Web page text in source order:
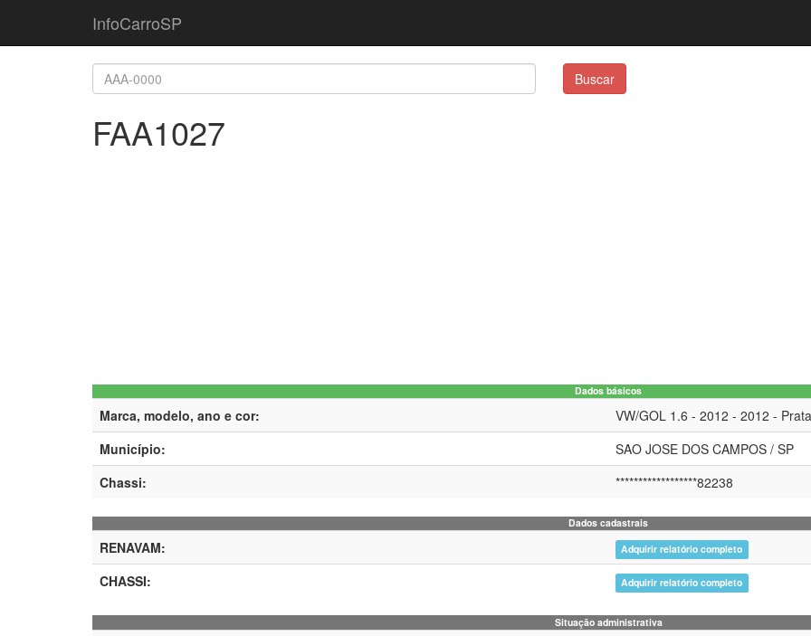
InfoCarroSP
Buscar
FAA1027
Dados básicos
Marca, modelo, ano e cor:
VW/GOL 1.6 - 2012 - 2012 - Prata
Município:
SAO JOSE DOS CAMPOS / SP
Chassi:
******************82238
Dados cadastrais
RENAVAM: Adquirir relatório completo
CHASSI: Adquirir relatório completo
Situação administrativa